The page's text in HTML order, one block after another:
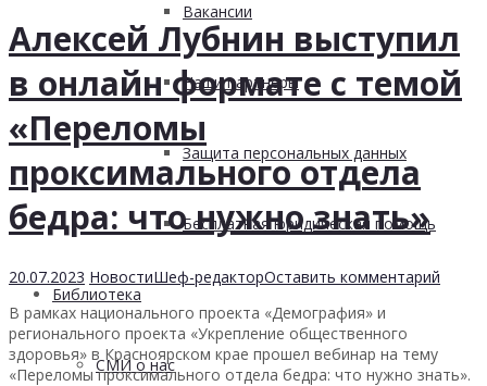
Вакансии
Наши партнеры
Защита персональных данных
Бесплатная юридическая помощь
Библиотека
СМИ о нас
Алексей Лубнин выступил
в онлайн формате с темой
«Переломы
проксимального отдела
бедра: что нужно знать»
20.07.2023 НовостиШеф-редакторОставить комментарий
В рамках национального проекта «Демография» и
регионального проекта «Укрепление общественного
здоровья» в Красноярском крае прошел вебинар на тему
«Переломы проксимального отдела бедра: что нужно знать».